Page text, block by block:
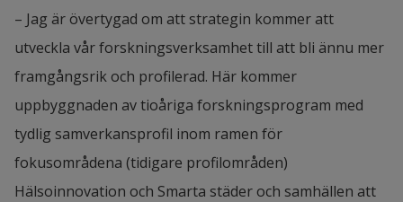
– Jag är övertygad om att strategin kommer att
utveckla vår forskningsverksamhet till att bli ännu mer
framgångsrik och profilerad. Här kommer
uppbyggnaden av tioåriga forskningsprogram med
tydlig samverkansprofil inom ramen för
fokusområdena (tidigare profilområden)
Hälsoinnovation och Smarta städer och samhällen att